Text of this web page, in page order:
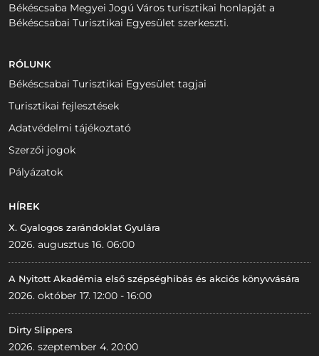
Békéscsaba Megyei Jogú Város turisztikai honlapját a
Békéscsabai Turisztikai Egyesület szerkeszti.
RÓLUNK
Békéscsabai Turisztikai Egyesület tagjai
Turisztikai fejlesztések
Adatvédelmi tájékoztató
Szerzői jogok
Pályázatok
HÍREK
X. Gyalogos zarándoklat Gyulára
2026. augusztus 16. 06:00
A Nyitott Akadémia első szépséghibás és akciós könyvvására
2026. október 17. 12:00 - 16:00
Dirty Slippers
2026. szeptember 4. 20:00